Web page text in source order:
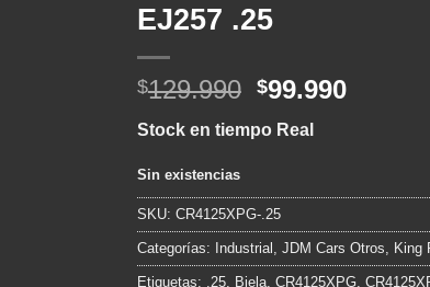
EJ257 .25
$129.990 El
original
$129.990.
$99.990El
Stock en tiempo Real
Sin existencias
SKU: CR4125XPG-.25
Categorías: Industrial , JDM Cars Otros, King
Etiquetas: .25, Biela, CR4125XPG,